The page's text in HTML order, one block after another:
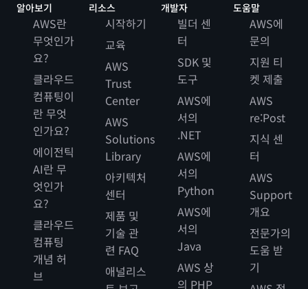
알아보기
AWS란
무엇인가
요?
클라우드
컴퓨팅이
란 무엇
인가요?
에이전틱
AI란 무
엇인가
요?
클라우드
컴퓨팅
개념 허
브
리소스
시작하기
교육
AWS
Trust
Center
AWS
Solutions
Library
아키텍처
센터
제품 및
기술 관
련 FAQ
애널리스
개발자
빌더 센
터
SDK 및
도구
AWS에
서의
.NET
AWS에
서의
Python
AWS에
서의
Java
AWS 상
의 PHP
도움말
AWS에
문의
지원 티
켓 제출
AWS
re:Post
지식 센
터
AWS
Support
개요
전문가의
도움 받
기